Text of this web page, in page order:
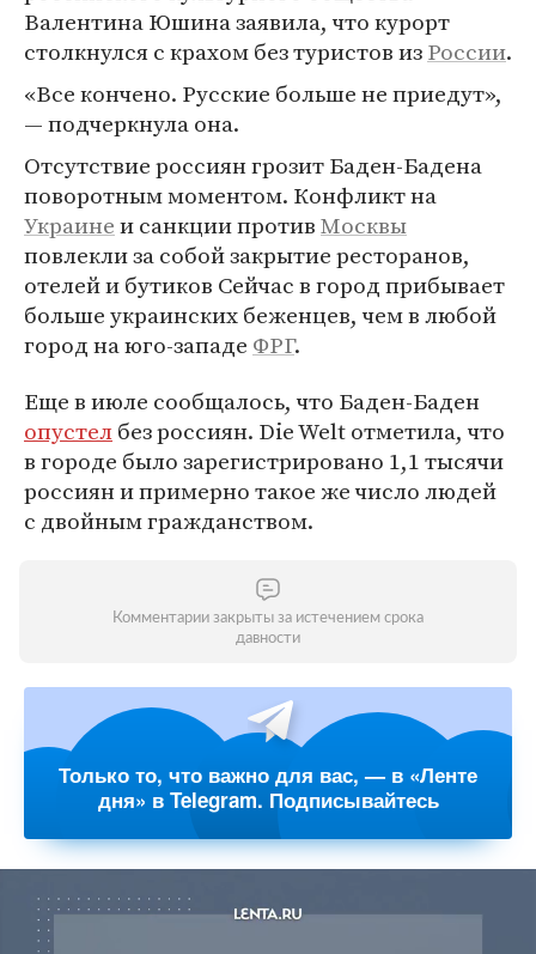
Валентина Юшина заявила, что курорт
столкнулся с крахом без туристов изРоссии.
«Все кончено. Русские больше не приедут»,
— подчеркнула она.
Отсутствие россиян грозит Баден-Бадена
поворотным моментом. Конфликт на
Украинеи санкции противМосквы
повлекли за собой закрытие ресторанов,
отелей и бутиков Сейчас в город прибывает
больше украинских беженцев, чем в любой
город на юго-западе ФРГ.
Еще в июле сообщалось, что Баден-Баден
опустелбез россиян. Die Welt отметила, что
в городе было зарегистрировано 1,1 тысячи
россиян и примерно такое же число людей
с двойным гражданством.
Комментарии закрыты за истечением срока
давности
Только то, что важно для вас, — в «Ленте
дня» в Telegram. Подписывайтесь